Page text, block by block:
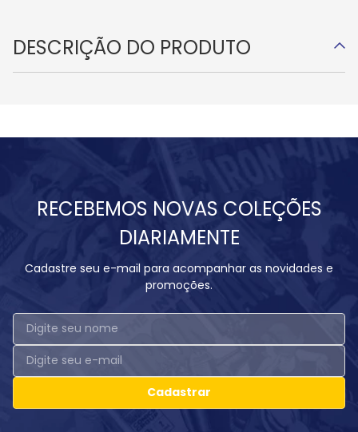
DESCRIÇÃO DO PRODUTO
RECEBEMOS NOVAS COLEÇÕES
DIARIAMENTE
Cadastre seu e-mail para acompanhar as novidades e
promoções.
Cadastrar